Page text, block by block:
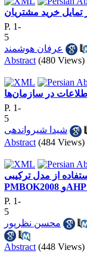
خريد مشتريان
P. 1-
5
عرفان هوشمند
Abstract (480 Views)
در سازمان‌ها
P. 1-
5
شیدا شیرواندهی
Abstract (484 Views)
از مدل ترکیبی
P. 1-
5
محسن نظرپور
Abstract (448 Views)